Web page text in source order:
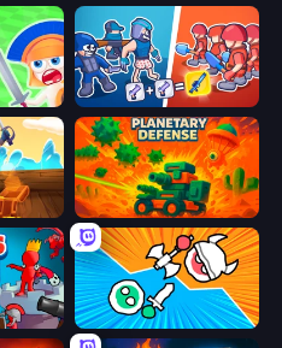
Planetary Defense
Merge Knights!